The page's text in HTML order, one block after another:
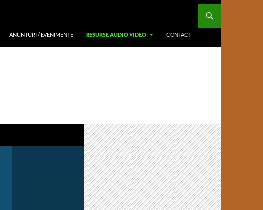
ANUNTURI / EVENIMENTE RESURSE AUDIO VIDEO CONTACT